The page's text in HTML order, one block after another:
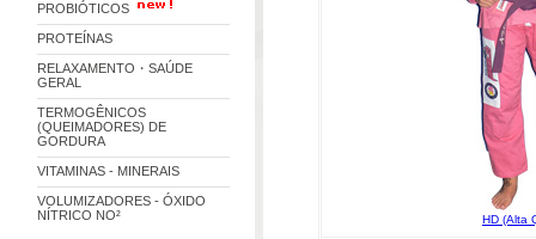
PROBIÓTICOS
PROTEÍNAS
RELAXAMENTO・SAÚDE
GERAL
TERMOGÊNICOS
(QUEIMADORES) DE
GORDURA
VITAMINAS - MINERAIS
VOLUMIZADORES - ÓXIDO
NÍTRICO NO²